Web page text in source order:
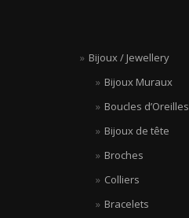
Bijoux / Jewellery
Bijoux Muraux
Boucles d’Oreilles
Bijoux de tête
Broches
Colliers
Bracelets